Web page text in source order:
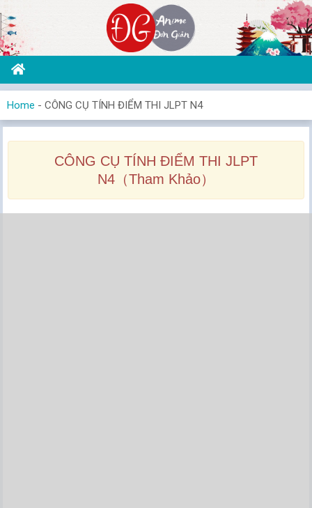
Home - CÔNG CỤ TÍNH ĐIỂM THI JLPT N4
CÔNG CỤ TÍNH ĐIỂM THI JLPT
N4（Tham Khảo）